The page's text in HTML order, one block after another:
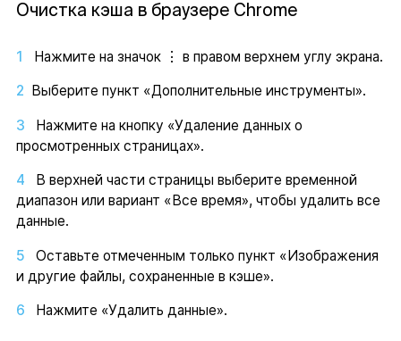
Очистка кэша в браузере Chrome
Нажмите на значок ⋮ в правом верхнем углу экрана.
Выберите пункт «Дополнительные инструменты».
Нажмите на кнопку «Удаление данных о
просмотренных страницах».
В верхней части страницы выберите временной
диапазон или вариант «Все время», чтобы удалить все
данные.
Оставьте отмеченным только пункт «Изображения
и другие файлы, сохраненные в кэше».
Нажмите «Удалить данные».